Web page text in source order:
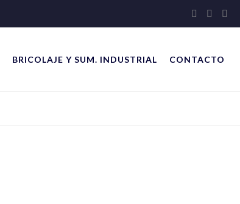
BRICOLAJE Y SUM. INDUSTRIAL CONTACTO